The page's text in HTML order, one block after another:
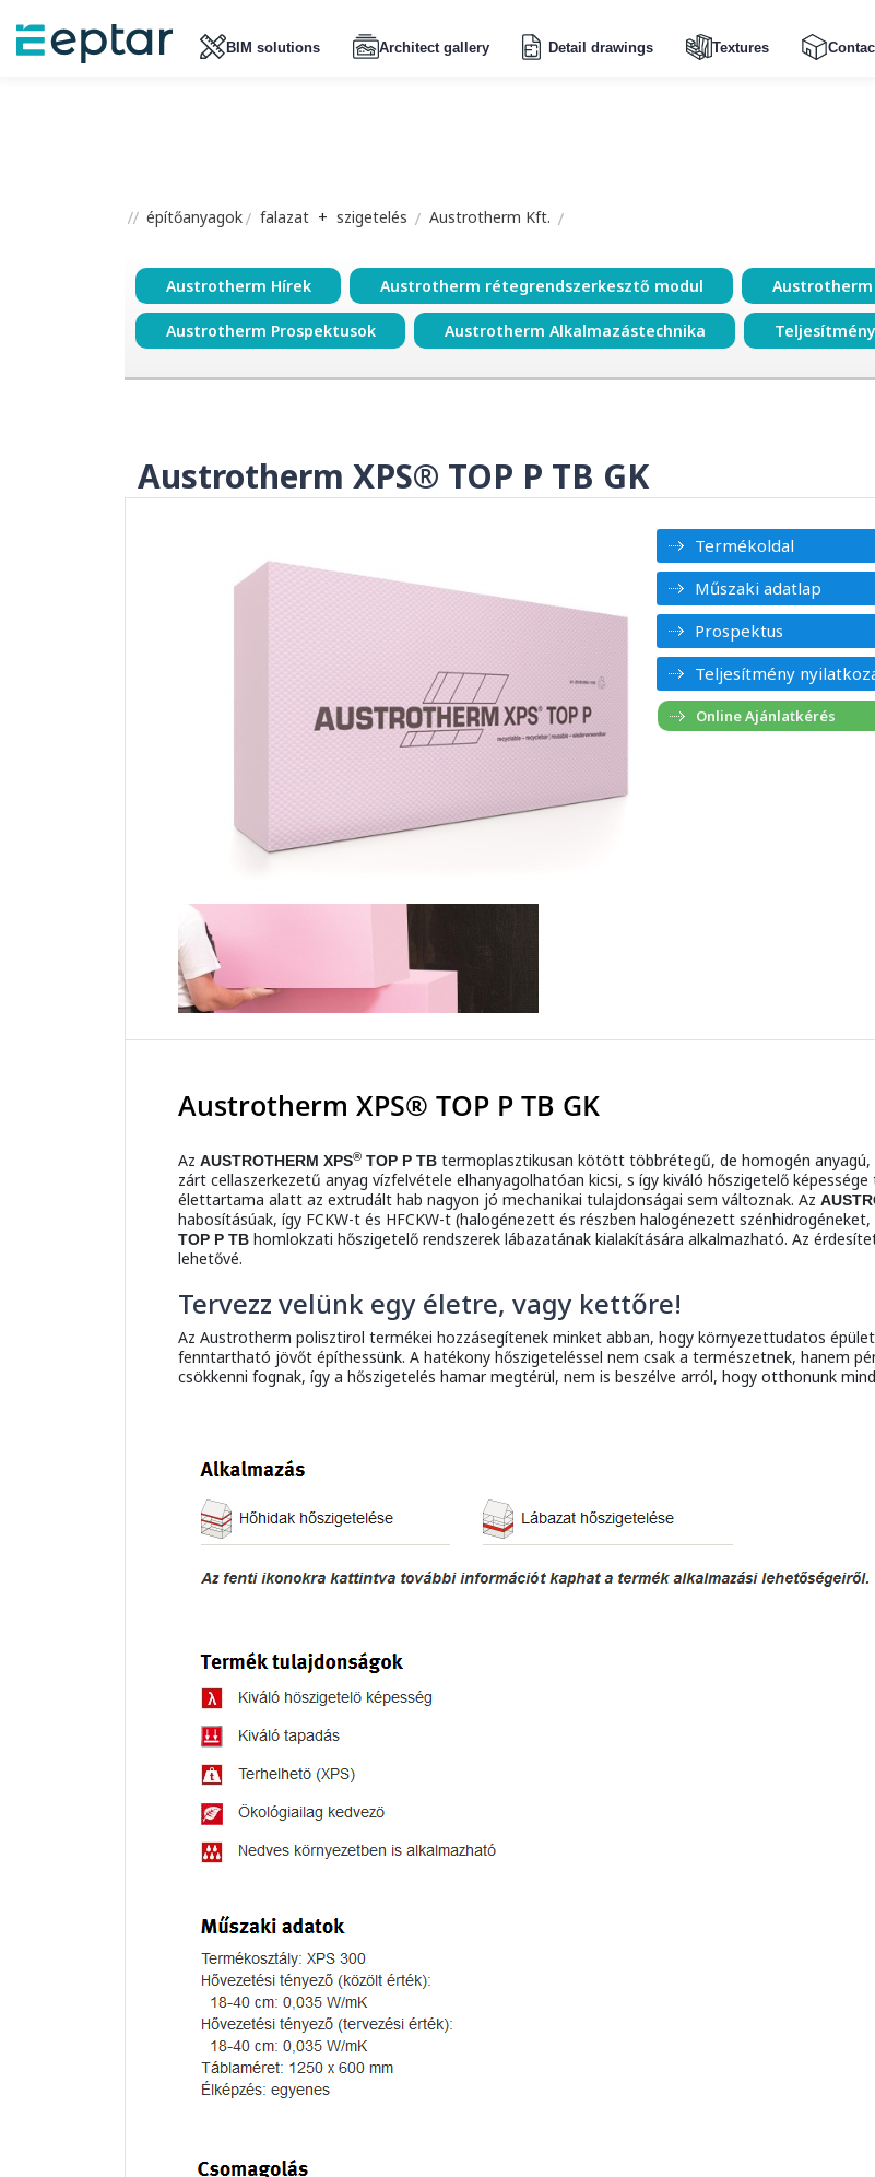
BIM solutions Architect gallery Detail drawings Textures
építőanyagok falazat + szigetelés Austrotherm Kft.
Austrotherm Hírek Austrotherm rétegrendszerkesztő modul
Austrotherm Prospektusok Austrotherm Alkalmazástechnika
Austrotherm XPS® TOP P TB GK
Termékoldal
Műszaki adatlap
Prospektus
Teljesítmény
Austrotherm XPS® TOP P TB GK
Az AUSTROTHERM XPS® TOP P TB termoplasztikusan kötött többrétegű, de homogén
zárt cellaszerkezetű anyag vízfelvétele elhanyagolhatóan kicsi, s így kiváló hőszigetelő
élettartama alatt az extrudált hab nagyon jó mechanikai tulajdonságai sem változnak. Az
habosításúak, így FCKW-t és HFCKW-t (halogénezett és részben halogénezett
TOP P TB homlokzati hőszigetelő rendszerek lábazatának kialakítására alkalmazható. Az
lehetővé.
Tervezz velünk egy életre, vagy kettőre!
Az Austrotherm polisztirol termékei hozzásegítenek minket abban, hogy környezettudatos
fenntartható jövőt építhessünk. A hatékony hőszigeteléssel nem csak a természetnek, hanem
csökkenni fognak, így a hőszigetelés hamar megtérül, nem is beszélve arról, hogy otthonunk